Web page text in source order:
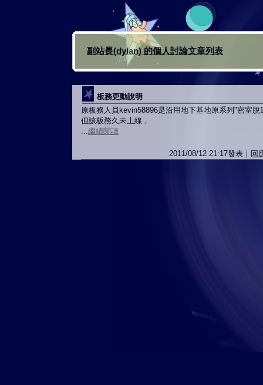
副站長(dylan) 的個人討論文章列表
板務更動說明
原板務人員kevin58896是沿用地下基地原系列"密室
但該板務久未上線，
...繼續閱讀
2011/08/12 21:17發表｜ 回